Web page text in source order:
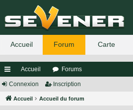
ac
co
Accueil Forums
Connexion Inscription
Accueil Accueil du forum